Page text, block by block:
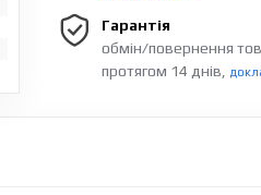
Гарантія
обмін/повернення
протягом 14 днів,